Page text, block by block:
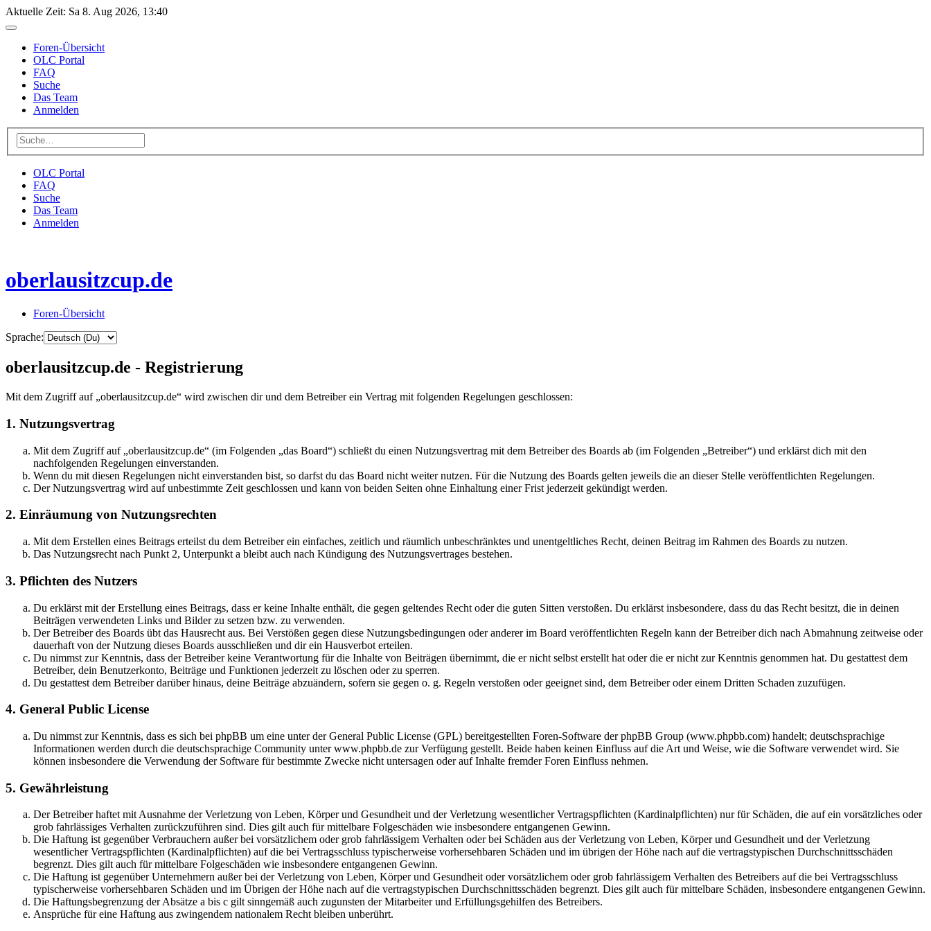
Aktuelle Zeit: Sa 8. Aug 2026, 13:40
Foren-Übersicht
OLC Portal
FAQ
Suche
Das Team
Anmelden
OLC Portal
FAQ
Suche
Das Team
Anmelden
oberlausitzcup.de
Foren-Übersicht
Sprache:
oberlausitzcup.de - Registrierung
Mit dem Zugriff auf „oberlausitzcup.de“ wird zwischen dir und dem Betreiber ein Vertrag mit folgenden Regelungen geschlossen:
1. Nutzungsvertrag
Mit dem Zugriff auf „oberlausitzcup.de“ (im Folgenden „das Board“) schließt du einen Nutzungsvertrag mit dem Betreiber des Boards ab (im Folgenden „Betreiber“) und erklärst dich mit den
nachfolgenden Regelungen einverstanden.
Wenn du mit diesen Regelungen nicht einverstanden bist, so darfst du das Board nicht weiter nutzen. Für die Nutzung des Boards gelten jeweils die an dieser Stelle veröffentlichten Regelungen.
Der Nutzungsvertrag wird auf unbestimmte Zeit geschlossen und kann von beiden Seiten ohne Einhaltung einer Frist jederzeit gekündigt werden.
2. Einräumung von Nutzungsrechten
Mit dem Erstellen eines Beitrags erteilst du dem Betreiber ein einfaches, zeitlich und räumlich unbeschränktes und unentgeltliches Recht, deinen Beitrag im Rahmen des Boards zu nutzen.
Das Nutzungsrecht nach Punkt 2, Unterpunkt a bleibt auch nach Kündigung des Nutzungsvertrages bestehen.
3. Pflichten des Nutzers
Du erklärst mit der Erstellung eines Beitrags, dass er keine Inhalte enthält, die gegen geltendes Recht oder die guten Sitten verstoßen. Du erklärst insbesondere, dass du das Recht besitzt, die in deinen
Beiträgen verwendeten Links und Bilder zu setzen bzw. zu verwenden.
Der Betreiber des Boards übt das Hausrecht aus. Bei Verstößen gegen diese Nutzungsbedingungen oder anderer im Board veröffentlichten Regeln kann der Betreiber dich nach Abmahnung zeitweise oder
dauerhaft von der Nutzung dieses Boards ausschließen und dir ein Hausverbot erteilen.
Du nimmst zur Kenntnis, dass der Betreiber keine Verantwortung für die Inhalte von Beiträgen übernimmt, die er nicht selbst erstellt hat oder die er nicht zur Kenntnis genommen hat. Du gestattest dem
Betreiber, dein Benutzerkonto, Beiträge und Funktionen jederzeit zu löschen oder zu sperren.
Du gestattest dem Betreiber darüber hinaus, deine Beiträge abzuändern, sofern sie gegen o. g. Regeln verstoßen oder geeignet sind, dem Betreiber oder einem Dritten Schaden zuzufügen.
4. General Public License
Du nimmst zur Kenntnis, dass es sich bei phpBB um eine unter der General Public License (GPL) bereitgestellten Foren-Software der phpBB Group (www.phpbb.com) handelt; deutschsprachige
Informationen werden durch die deutschsprachige Community unter www.phpbb.de zur Verfügung gestellt. Beide haben keinen Einfluss auf die Art und Weise, wie die Software verwendet wird. Sie
können insbesondere die Verwendung der Software für bestimmte Zwecke nicht untersagen oder auf Inhalte fremder Foren Einfluss nehmen.
5. Gewährleistung
Der Betreiber haftet mit Ausnahme der Verletzung von Leben, Körper und Gesundheit und der Verletzung wesentlicher Vertragspflichten (Kardinalpflichten) nur für Schäden, die auf ein vorsätzliches oder
grob fahrlässiges Verhalten zurückzuführen sind. Dies gilt auch für mittelbare Folgeschäden wie insbesondere entgangenen Gewinn.
Die Haftung ist gegenüber Verbrauchern außer bei vorsätzlichem oder grob fahrlässigem Verhalten oder bei Schäden aus der Verletzung von Leben, Körper und Gesundheit und der Verletzung
wesentlicher Vertragspflichten (Kardinalpflichten) auf die bei Vertragsschluss typischerweise vorhersehbaren Schäden und im übrigen der Höhe nach auf die vertragstypischen Durchschnittsschäden
begrenzt. Dies gilt auch für mittelbare Folgeschäden wie insbesondere entgangenen Gewinn.
Die Haftung ist gegenüber Unternehmern außer bei der Verletzung von Leben, Körper und Gesundheit oder vorsätzlichem oder grob fahrlässigem Verhalten des Betreibers auf die bei Vertragsschluss
typischerweise vorhersehbaren Schäden und im Übrigen der Höhe nach auf die vertragstypischen Durchschnittsschäden begrenzt. Dies gilt auch für mittelbare Schäden, insbesondere entgangenen Gewinn.
Die Haftungsbegrenzung der Absätze a bis c gilt sinngemäß auch zugunsten der Mitarbeiter und Erfüllungsgehilfen des Betreibers.
Ansprüche für eine Haftung aus zwingendem nationalem Recht bleiben unberührt.